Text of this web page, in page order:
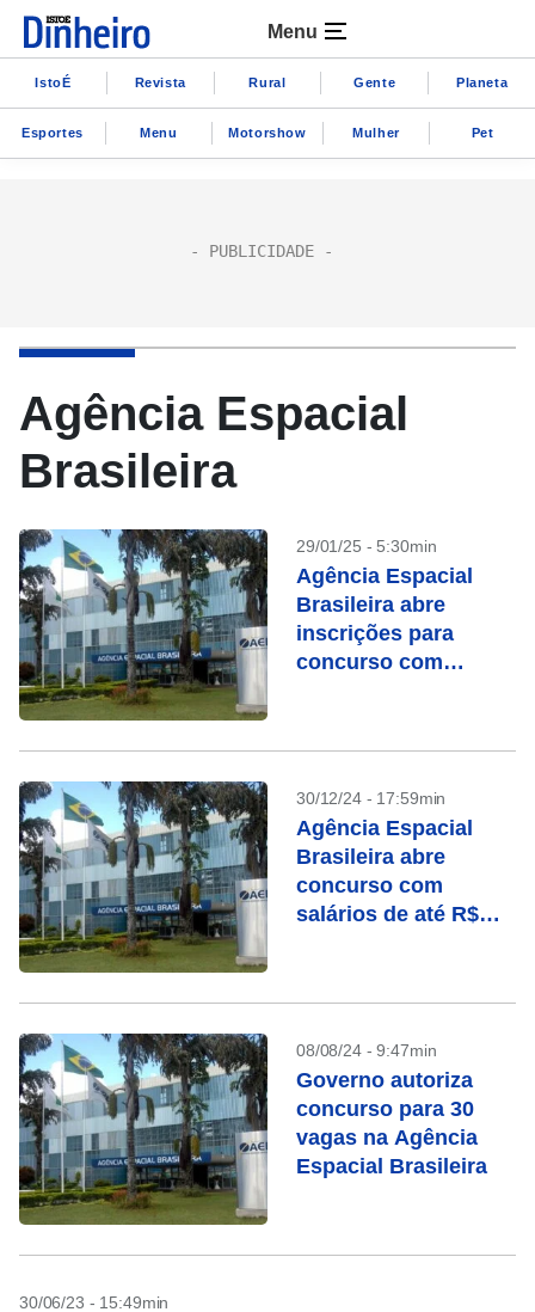
Menu
IstoÉ Revista Rural Gente Planeta
Esportes Menu Motorshow Mulher Pet
Agência Espacial
Brasileira
29/01/25 - 5:30min
Agência Espacial
Brasileira abre
inscrições para
concurso com
30/12/24 - 17:59min
Agência Espacial
Brasileira abre
concurso com
salários de até R$
08/08/24 - 9:47min
Governo autoriza
concurso para 30
vagas na Agência
Espacial Brasileira
30/06/23 - 15:49min